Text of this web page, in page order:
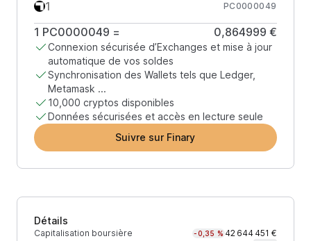
PC0000049
1 PC0000049 = 0,864999 €
Connexion sécurisée d’Exchanges et mise à jour
automatique de vos soldes
Synchronisation des Wallets tels que Ledger,
Metamask ...
10,000 cryptos disponibles
Données sécurisées et accès en lecture seule
Suivre sur Finary
Détails
Capitalisation boursière -0,35 % 42 644 451 €